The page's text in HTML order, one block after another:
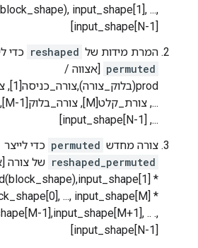
input_shape[1], ...,
input_shape[N-1]]
המרת מידות של reshaped כדי
permuted [אצווה /
..., input_shape[N-1]]
צורה מחדש permuted כדי לייצר
reshaped_permuted של צורה
*
..., input_shape[M] *
1],input_shape[M+1], .. .,
input_shape[N-1]]